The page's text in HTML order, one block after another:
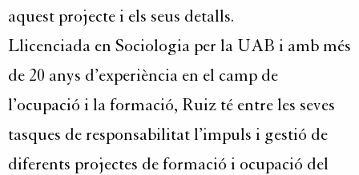
aquest projecte i els seus detalls.
Llicenciada en Sociologia per la UAB i amb més
de 20 anys d’experiència en el camp de
l’ocupació i la formació, Ruiz té entre les seves
tasques de responsabilitat l’impuls i gestió de
diferents projectes de formació i ocupació del